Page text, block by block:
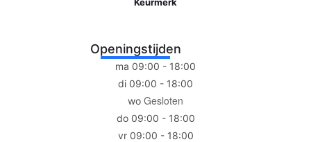
Openingstijden
ma 09:00 - 18:00
di 09:00 - 18:00
wo Gesloten
do 09:00 - 18:00
vr 09:00 - 18:00